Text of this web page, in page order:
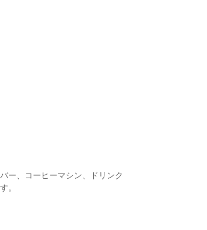
ー、コーヒーマシン、ドリンク
。